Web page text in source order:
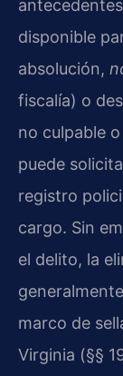
disponible
absolución,
fiscalía) o
no culpable
puede
registro
cargo. Sin
el delito, la
marco de
Virginia (§§